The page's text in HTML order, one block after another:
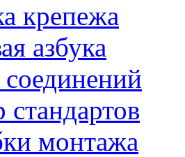
крепежа
азбука
стандартов
монтажа